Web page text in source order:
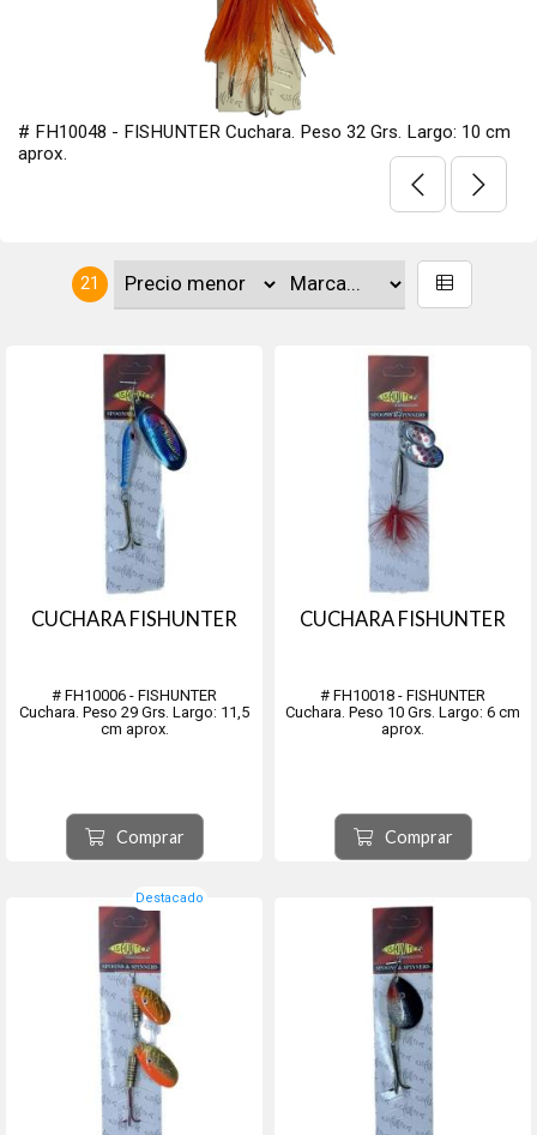
- FISHUNTER Cuchara. Peso 32 Grs. Largo: 10 cm
#
aprox.
21
CUCHARA FISHUNTER
# FH10006 - FISHUNTER
Cuchara. Peso 29 Grs. Largo: 11,5
cm aprox.
Comprar
CUCHARA FISHUNTER
# FH10018 - FISHUNTER
Cuchara. Peso 10 Grs. Largo: 6 cm
aprox.
Comprar
Destacado